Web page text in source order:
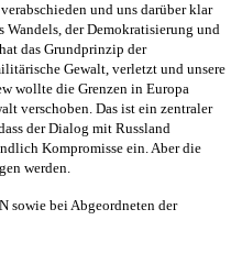
und uns darüber klar
Wandels, der Demokratisierung und
das Grundprinzip der
Gewalt, verletzt und unsere
wollte die Grenzen in Europa
verschoben. Das ist ein zentraler
der Dialog mit Russland
Kompromisse ein. Aber die
werden.
sowie bei Abgeordneten der